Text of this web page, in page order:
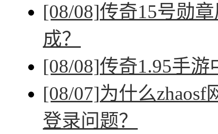
[08/08]传奇15号勋
成？
[08/08]传奇1.95手
[08/07]为什么
登录问题？